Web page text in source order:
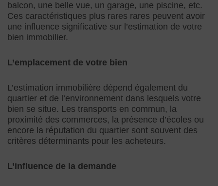
balcon, une belle vue, un garage, une piscine, etc.
Ces caractéristiques plus rares rares peuvent avoir
une influence significative sur l’estimation de votre
bien immobilier.
L’emplacement de votre bien
L’estimation immobilière dépend également du
quartier et de l’environnement dans lesquels votre
bien se situe. Les transports en commun, la
proximité des commerces, la présence d’écoles ou
encore la réputation du quartier sont souvent des
critères déterminants pour les acheteurs.
L’influence de la demande